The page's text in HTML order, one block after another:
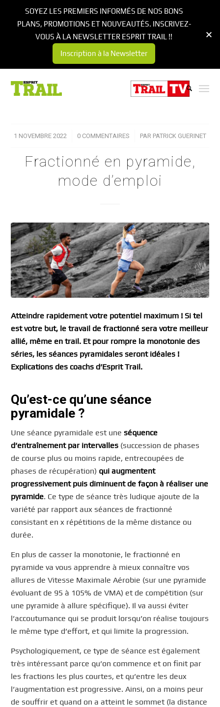
1 NOVEMBRE 2022
/ 0 COMMENTAIRES
/ PAR PATRICK GUERINET
Fractionné en pyramide,
mode d’emploi
Atteindre rapidement votre potentiel maximum ! Si tel
est votre but, le travail de fractionné sera votre meilleur
allié, même en trail. Et pour rompre la monotonie des
séries, les séances pyramidales seront idéales !
Explications des coachs d’Esprit Trail.
Qu’est-ce qu’une séance
pyramidale ?
Une séance pyramidale est uneséquence
d’entraînement par intervalles (succession de phases
de course plus ou moins rapide, entrecoupées de
phases de récupération) qui augmentent
progressivement puis diminuent de façon à réaliser une
pyramide. Ce type de séance très ludique ajoute de la
variété par rapport aux séances de fractionné
consistant en x répétitions de la même distance ou
durée.
En plus de casser la monotonie, le fractionné en
pyramide va vous apprendre à mieux connaître vos
allures de Vitesse Maximale Aérobie (sur une pyramide
évoluant de 95 à 105% de VMA) et de compétition (sur
une pyramide à allure spécifique). Il va aussi éviter
l’accoutumance qui se produit lorsqu’on réalise toujours
le même type d’effort, et qui limite la progression.
Psychologiquement, ce type de séance est également
très intéressant parce qu’on commence et on finit par
les fractions les plus courtes, et qu’entre les deux
l’augmentation est progressive. Ainsi, on a moins peur
de souffrir et quand on a atteint le sommet (la distance
SOYEZ LES PREMIERS INFORMÉS DE NOS BONS
PLANS, PROMOTIONS ET NOUVEAUTÉS. INSCRIVEZ-
VOUS À LA NEWSLETTER ESPRIT TRAIL !!
Inscription à la Newsletter